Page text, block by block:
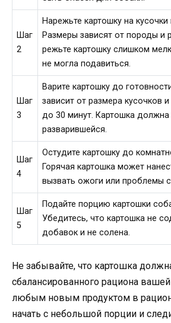
Шаг
2
Нарежьте картошку на
Размеры зависят от породы и
режьте картошку слишком
не могла подавиться.
Шаг
3
Варите картошку до
зависит от размера кусочков
до 30 минут. Картошка должна
разварившейся.
Шаг
4
Остудите картошку до
Горячая картошка может
вызвать ожоги или проблемы
Шаг
5
Подайте порцию картошки
Убедитесь, что картошка не
добавок и не солена.
Не забывайте, что картошка
сбалансированного рациона
любым новым продуктом в
начать с небольшой порции и